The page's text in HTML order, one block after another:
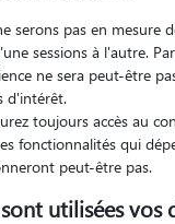
et
serons pas en mesure
sessions à l'autre.
ne sera peut-être
d'intérêt.
toujours accès au
fonctionnalités qui
peut-être pas.
utilisées vos